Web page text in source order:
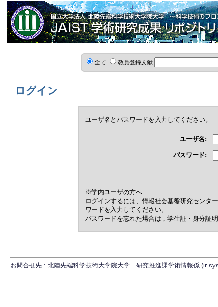
全て 教員登録文献
ログイン
ユーザ名とパスワードを入力してください。
ユーザ名:
パスワード:
※学内ユーザの方へ
ログインするには、情報社会基盤研究センタ
ワードを入力してください。
パスワードを忘れた場合は，学生証・身分証
お問合せ先 : 北陸先端科学技術大学院大学 研究推進課学術情報係 (ir-